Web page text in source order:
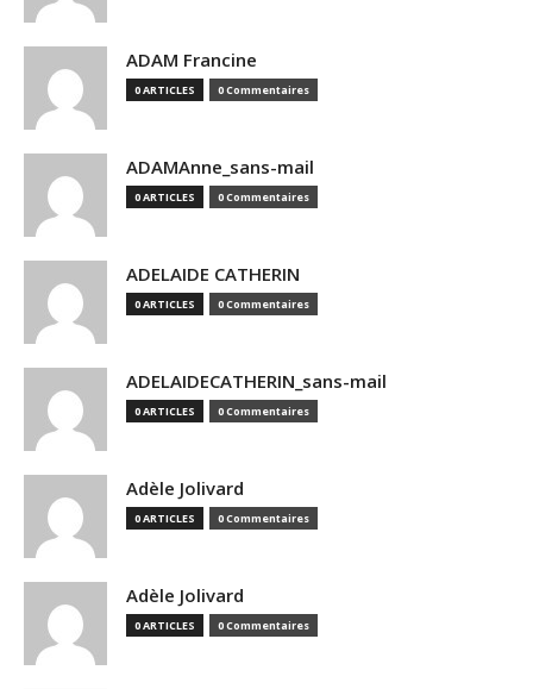
ADAM Francine
0 ARTICLES 0 Commentaires
ADAMAnne_sans-mail
0 ARTICLES 0 Commentaires
ADELAIDE CATHERIN
0 ARTICLES 0 Commentaires
ADELAIDECATHERIN_sans-mail
0 ARTICLES 0 Commentaires
Adèle Jolivard
0 ARTICLES 0 Commentaires
Adèle Jolivard
0 ARTICLES 0 Commentaires